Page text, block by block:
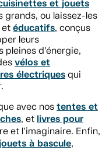
et jouets
grands, ou laissez-les
et éducatifs, conçus
leurs
d’énergie,
vélos et
électriques qui
avec nos tentes et
, et livres pour
et l’imaginaire. Enfin,
jouets à bascule,